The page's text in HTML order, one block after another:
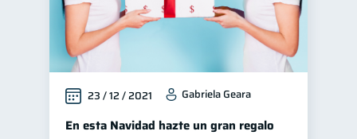
23 / 12 / 2021 Gabriela Geara
En esta Navidad hazte un gran regalo